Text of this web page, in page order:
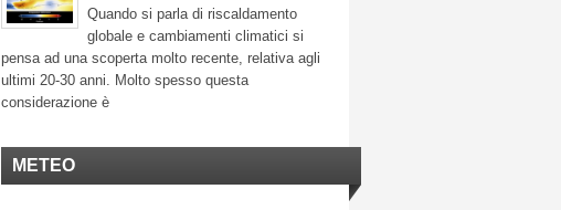
Quando si parla di riscaldamento
globale e cambiamenti climatici si
pensa ad una scoperta molto recente, relativa agli
ultimi 20-30 anni. Molto spesso questa
considerazione è
METEO